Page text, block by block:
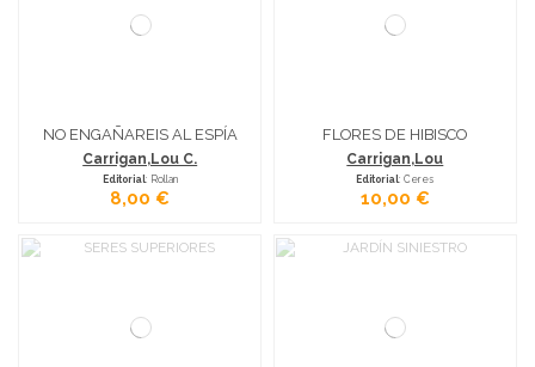
NO ENGAÑAREIS AL ESPÍA
Carrigan,Lou C.
Editorial: Rollan
8,00 €
FLORES DE HIBISCO
Carrigan,Lou
Editorial: Ceres
10,00 €